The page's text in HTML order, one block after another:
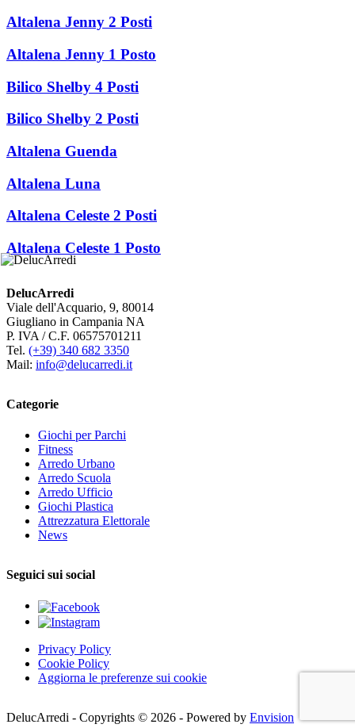
Altalena Jenny 2 Posti
Altalena Jenny 1 Posto
Bilico Shelby 4 Posti
Bilico Shelby 2 Posti
Altalena Guenda
Altalena Luna
Altalena Celeste 2 Posti
Altalena Celeste 1 Posto
DelucArredi
Viale dell'Acquario, 9, 80014
Giugliano in Campania NA
P. IVA / C.F. 06575701211
Tel. (+39) 340 682 3350
Mail: info@delucarredi.it
Categorie
Giochi per Parchi
Fitness
Arredo Urbano
Arredo Scuola
Arredo Ufficio
Giochi Plastica
Attrezzatura Elettorale
News
Seguici sui social
Privacy Policy
Cookie Policy
Aggiorna le preferenze sui cookie
DelucArredi - Copyrights © 2026 - Powered by Envision